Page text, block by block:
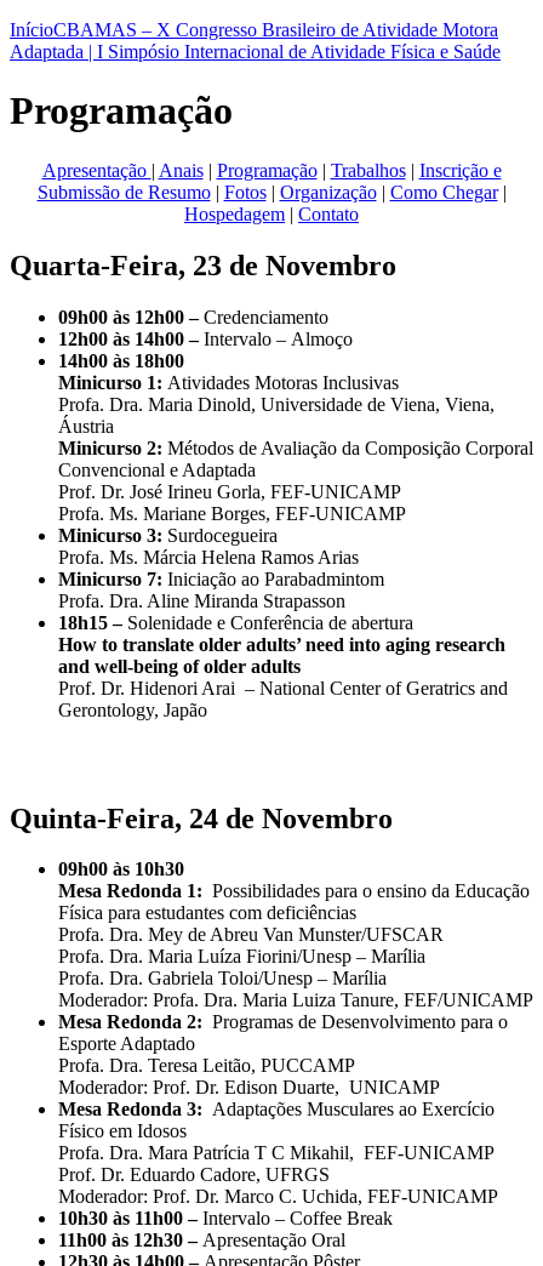
InícioCBAMAS – X Congresso Brasileiro de Atividade Motora
Adaptada | I Simpósio Internacional de Atividade Física e Saúde
Programação
Apresentação | Anais| Programação| Trabalhos| Inscrição e
Submissão de Resumo| Fotos| Organização| Como Chegar|
Hospedagem | Contato
Quarta-Feira, 23 de Novembro
09h00 às 12h00 –Credenciamento
12h00 às 14h00 –Intervalo – Almoço
14h00 às 18h00
Minicurso 1: Atividades Motoras Inclusivas
Profa. Dra. Maria Dinold, Universidade de Viena, Viena,
Áustria
Minicurso 2: Métodos de Avaliação da Composição Corporal
Convencional e Adaptada
Prof. Dr. José Irineu Gorla, FEF-UNICAMP
Profa. Ms. Mariane Borges, FEF-UNICAMP
Minicurso 3: Surdocegueira
Profa. Ms. Márcia Helena Ramos Arias
Minicurso 7: Iniciação ao Parabadmintom
Profa. Dra. Aline Miranda Strapasson
18h15 – Solenidade e Conferência de abertura
How to translate older adults’ need into aging research
and well-being of older adults
Prof. Dr. Hidenori Arai – National Center of Geratrics and
Gerontology, Japão
Quinta-Feira, 24 de Novembro
09h00 às 10h30
Mesa Redonda 1: Possibilidades para o ensino da Educação
Física para estudantes com deficiências
Profa. Dra. Mey de Abreu Van Munster/UFSCAR
Profa. Dra. Maria Luíza Fiorini/Unesp – Marília
Profa. Dra. Gabriela Toloi/Unesp – Marília
Moderador: Profa. Dra. Maria Luiza Tanure, FEF/UNICAMP
Mesa Redonda 2: Programas de Desenvolvimento para o
Esporte Adaptado
Profa. Dra. Teresa Leitão, PUCCAMP
Moderador: Prof. Dr. Edison Duarte, UNICAMP
Mesa Redonda 3: Adaptações Musculares ao Exercício
Físico em Idosos
Profa. Dra. Mara Patrícia T C Mikahil, FEF-UNICAMP
Prof. Dr. Eduardo Cadore, UFRGS
Moderador: Prof. Dr. Marco C. Uchida, FEF-UNICAMP
10h30 às 11h00 –Intervalo – Coffee Break
11h00 às 12h30 –Apresentação Oral